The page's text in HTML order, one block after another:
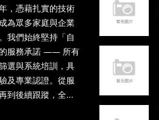
，憑藉扎實的技術
為眾多家庭與企業
我們始終堅持「自
服務承諾 —— 所有
選與系統培訓，具
及專業認證。從服
到後續跟蹤，全...